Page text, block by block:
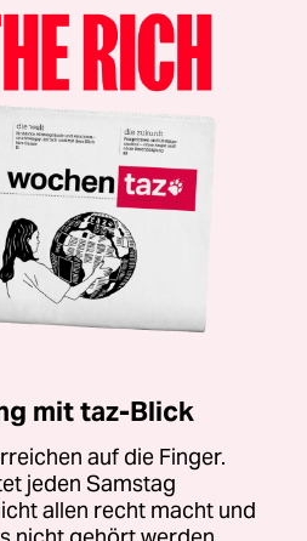
mit taz-Blick
auf die Finger.
jeden Samstag
allen recht macht und